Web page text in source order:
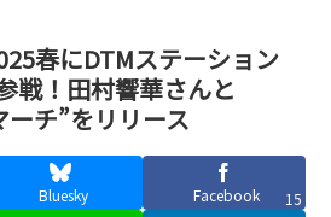
春にDTMステーション
戦！田村響華さんと
チ”をリリース
Bluesky Facebook 15